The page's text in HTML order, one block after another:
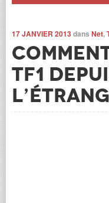
17 JANVIER 2013dans Net,
TF1